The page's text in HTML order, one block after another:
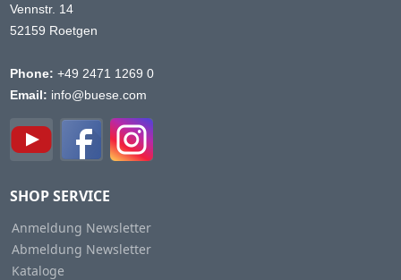
Vennstr. 14
52159 Roetgen
Phone: +49 2471 1269 0
Email: info@buese.com
SHOP SERVICE
Anmeldung Newsletter
Abmeldung Newsletter
Kataloge